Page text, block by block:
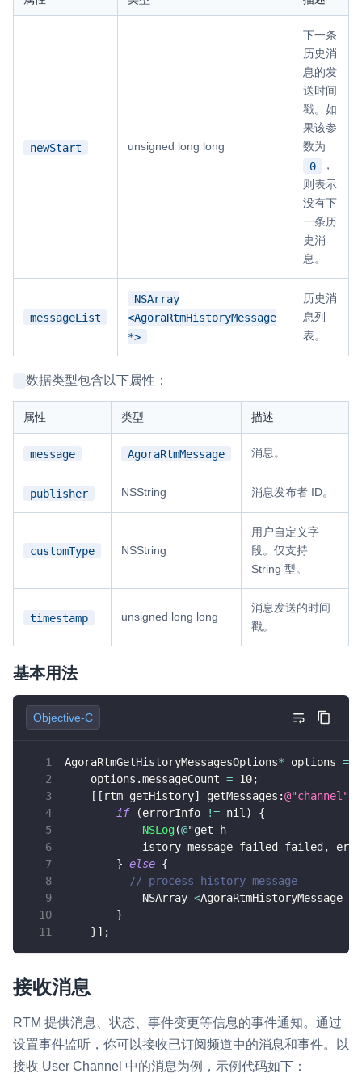
newStart unsigned long long
下一条
历史消
息的发
送时间
戳。如
果该参
数为
0
，
则表示
没有下
一条历
史消
息。
messageList
NSArray
<AgoraRtmHistoryMessage
*>
历史消
息列
表。
数据类型包含以下属性：
属性 类型 描述
message AgoraRtmMessage 消息。
publisher NSString 消息发布者 ID。
customType NSString
用户自定义字
段。仅支持
String 型。
timestamp unsigned long long
消息发送的时间
戳。
基本用法
Objective-C
AgoraRtmGetHistoryMessagesOptions* options =
    options
.messageCount = 10;
[ [ rtm getHistory] getMessages :@"channel"
if
(errorInfo != nil)
{
NSLog(@"get h
            istory message failed failed
,
} else {
// process history message
            NSArray
<AgoraRtmHistoryMessage
}
}] ;
接收消息
RTM 提供消息、状态、事件变更等信息的事件通知。通过
设置事件监听，你可以接收已订阅频道中的消息和事件。以
接收 User Channel 中的消息为例，示例代码如下：